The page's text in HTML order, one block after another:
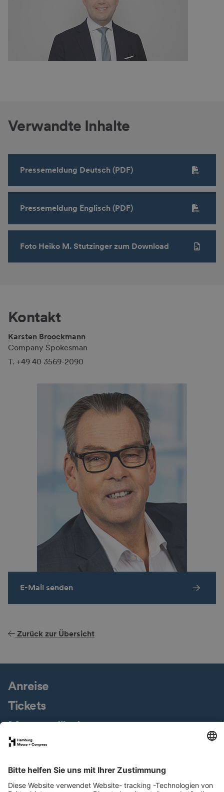
Verwandte Inhalte
Pressemeldung Deutsch (PDF)
Pressemeldung Englisch (PDF)
Foto Heiko M. Stutzinger zum Download
Kontakt
Karsten Broockmann
Company Spokes­man
T. +49 40 3569-2090
E-Mail senden
Zurück zur Übersicht
Anreise
Tickets
Messegelände
Presseservice
Downloads
Jobs & Karriere